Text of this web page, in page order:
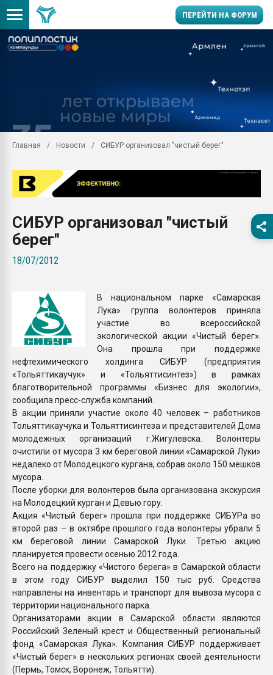
ПЕРЕЙТИ НА ФОРУМ
29.07.2026 ФРП помог
заводу пластмасс"
Помощь в подборе
Вакуум-формовочные
первый план в
бутылок
ПЕРЕЙТИ НА
Главная Новости СИБУР организовал "чистый берег"
СИБУР организовал "чистый
берег"
18/07/2012
В национальном парке «Самарская
Лука» группа волонтеров приняла
участие во всероссийской
экологической акции «Чистый берег».
Она прошла при поддержке
нефтехимического холдинга СИБУР (предприятия
«Тольяттикаучук» и «Тольяттисинтез») в рамках
благотворительной программы «Бизнес для экологии»,
сообщила пресс-служба компаний.
В акции приняли участие около 40 человек – работников
Тольяттикаучука и Тольяттисинтеза и представителей Дома
молодежных организаций г.Жигулевска. Волонтеры
очистили от мусора 3 км береговой линии «Самарской Луки»
недалеко от Молодецкого кургана, собрав около 150 мешков
мусора.
После уборки для волонтеров была организована экскурсия
на Молодецкий курган и Девью гору.
Акция «Чистый берег» прошла при поддержке СИБУРа во
второй раз – в октябре прошлого года волонтеры убрали 5
км береговой линии Самарской Луки. Третью акцию
планируется провести осенью 2012 года.
Всего на поддержку «Чистого берега» в Самарской области
в этом году СИБУР выделил 150 тыс руб. Средства
направлены на инвентарь и транспорт для вывоза мусора с
территории национального парка.
Организаторами акции в Самарской области являются
Российский Зеленый крест и Общественный региональный
фонд «Самарская Лука». Компания СИБУР поддерживает
«Чистый берег» в нескольких регионах своей деятельности
(Пермь, Томск, Воронеж, Тольятти).